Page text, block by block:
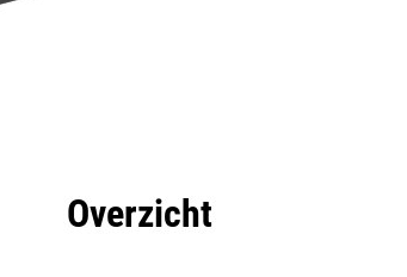
Overzicht